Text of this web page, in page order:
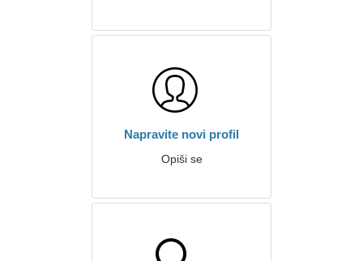
Napravite novi profil
Opiši se